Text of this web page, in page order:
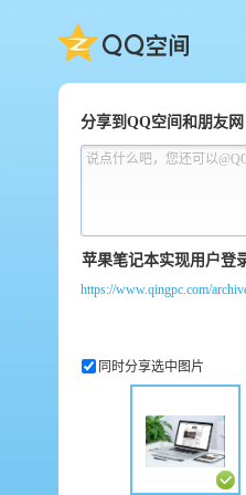
QQ空间
分享到QQ空间和朋友网
说点什么吧，您还可以
https://www.qingpc.com/
同时分享选中图片